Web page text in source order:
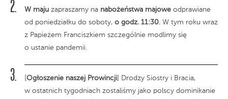
W maju zapraszamy na nabożeństwa majowe odprawiane
od poniedziałku do soboty, o godz. 11:30. W tym roku wraz
z Papieżem Franciszkiem szczególnie modlimy się
o ustanie pandemii.
Ogłoszenie naszej Prowincji ] Drodzy Siostry i Bracia,
w ostatnich tygodniach zostaliśmy jako polscy dominikanie